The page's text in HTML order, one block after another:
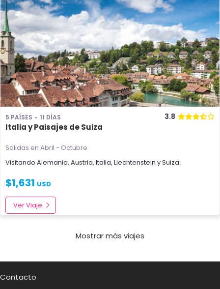
5 PAÍSES 11 DÍAS 3.8
Italia y Paisajes de Suiza
Salidas en Abril - Octubre
Visitando Alemania, Austria, Italia, Liechtenstein ySuiza
$1,631 USD
Ver Viaje
Mostrar más viajes
Contacto